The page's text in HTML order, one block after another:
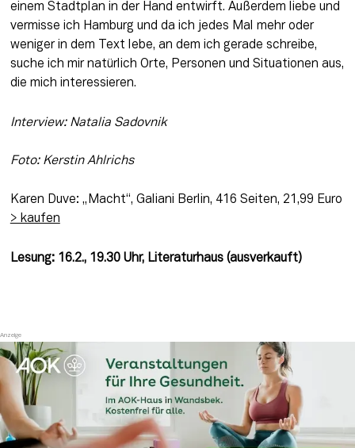
einem Stadtplan in der Hand entwirft. Außerdem liebe und
vermisse ich Hamburg und da ich jedes Mal mehr oder
weniger in dem Text lebe, an dem ich gerade schreibe,
suche ich mir natürlich Orte, Personen und Situationen aus,
die mich interessieren.
Interview: Natalia Sadovnik
Foto: Kerstin Ahlrichs
> kaufen
Lesung: 16.2., 19.30 Uhr, Literaturhaus (ausverkauft)